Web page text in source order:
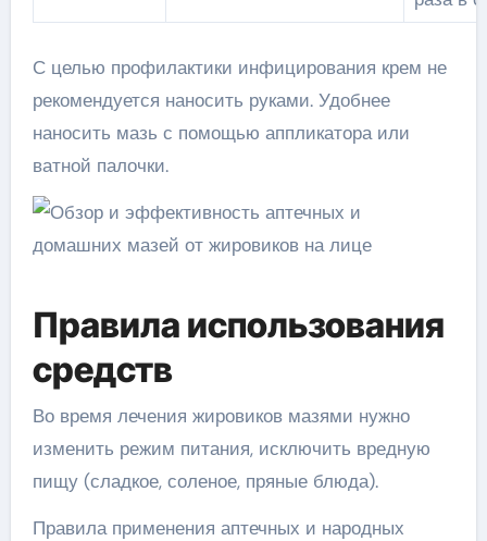
С целью профилактики инфицирования крем не
рекомендуется наносить руками. Удобнее
наносить мазь с помощью аппликатора или
ватной палочки.
Правила использования
средств
Во время лечения жировиков мазями нужно
изменить режим питания, исключить вредную
пищу (сладкое, соленое, пряные блюда).
Правила применения аптечных и народных